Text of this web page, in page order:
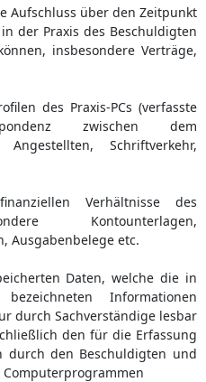
Aufschluss über den Zeitpunkt
der Praxis des Beschuldigten
insbesondere Verträge,
des Praxis-PCs (verfasste
zwischen dem
Schriftverkehr,
Verhältnisse des
Kontounterlagen,
Ausgabenbelege etc.
Daten, welche die in
Informationen
durch Sachverständige lesbar
den für die Erfassung
durch den Beschuldigten und